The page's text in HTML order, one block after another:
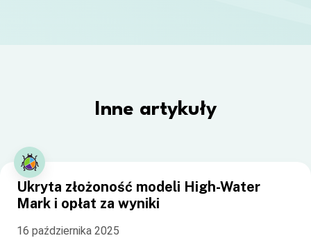
Inne artykuły
Ukryta złożoność modeli High-Water
Mark i opłat za wyniki
16 października 2025